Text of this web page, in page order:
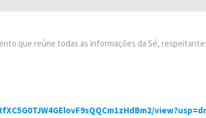
que reúne todas as informações da Sé,